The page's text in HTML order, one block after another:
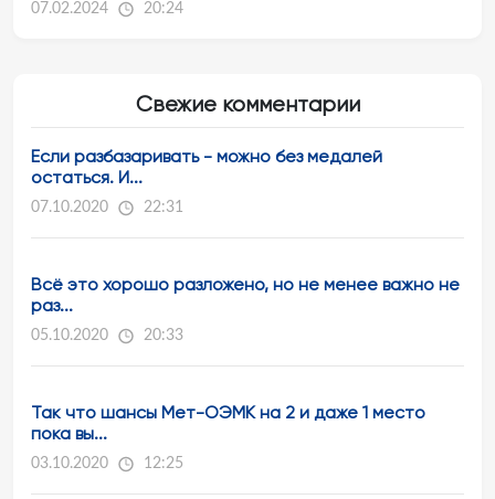
07.02.2024 20:24
Свежие комментарии
Если разбазаривать - можно без медалей
остаться. И...
07.10.2020 22:31
Всё это хорошо разложено, но не менее важно не
раз...
05.10.2020 20:33
Так что шансы Мет-ОЭМК на 2 и даже 1 место
пока вы...
03.10.2020 12:25